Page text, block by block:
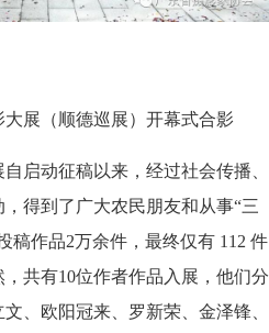
展（顺德巡展）开幕式合影
启动征稿以来，经过社会传播、
得到了广大农民朋友和从事“三
稿作品2万余件，最终仅有 112 件
共有10位作者作品入展，他们分
、欧阳冠来、罗新荣、金泽锋、